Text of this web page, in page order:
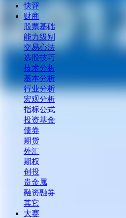
快评
财商
股票基础
能力级别
交易心法
选股技巧
技术分析
基本分析
行业分析
宏观分析
指标公式
投资基金
债券
期货
外汇
期权
创投
贵金属
融资融券
其它
大赛